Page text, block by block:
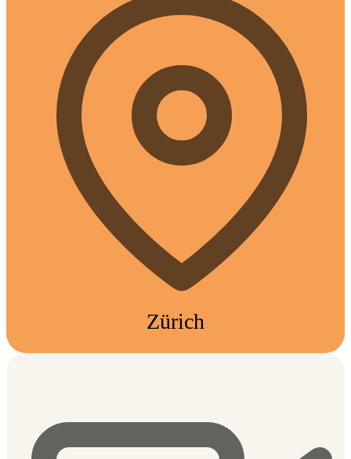
Zürich